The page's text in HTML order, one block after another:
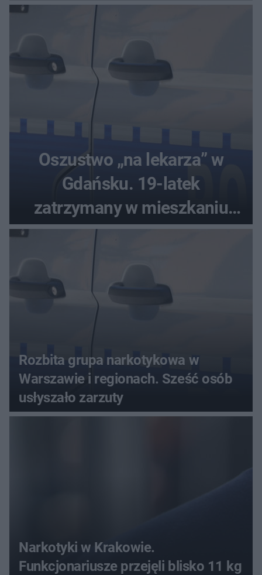
Oszustwo „na lekarza” w
Gdańsku. 19-latek
zatrzymany w mieszkaniu
seniora
Rozbita grupa narkotykowa w
Warszawie i regionach. Sześć osób
usłyszało zarzuty
Narkotyki w Krakowie.
Funkcjonariusze przejęli blisko 11 kg